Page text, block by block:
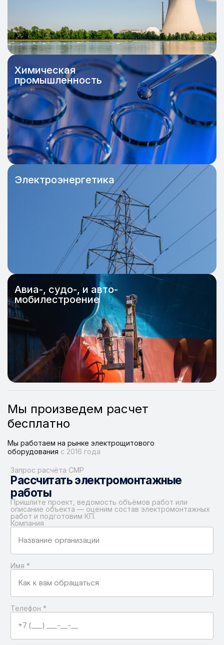
Химическая
промышленность
Электроэнергетика
Авиа-, судо-, и авто-
мобилестроение
Мы произведем расчет
бесплатно
Мы работаем на рынке электрощитового
оборудования с 2016 года
Запрос расчёта СМР
Рассчитать электромонтажные
работы
Пришлите проект, ведомость объёмов работ или
описание объекта — оценим состав электромонтажных
работ и подготовим КП.
Компания
Имя *
Телефон *